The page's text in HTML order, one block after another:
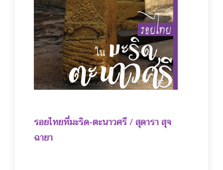
รอยไทยที่มะริด-ตะนาวศรี / สุดารา สุจ
ฉายา